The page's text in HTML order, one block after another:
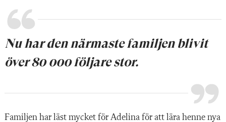
Nu har den närmaste familjen blivit
över 80 000 följare stor.
Familjen har läst mycket för Adelina för att lära henne nya